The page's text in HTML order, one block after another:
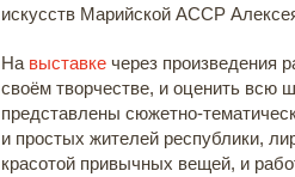
искусств Марийской АССР
На выставке через произведения
своём творчестве, и оценить всю
представлены сюжетно-
и простых жителей республики,
красотой привычных вещей, и